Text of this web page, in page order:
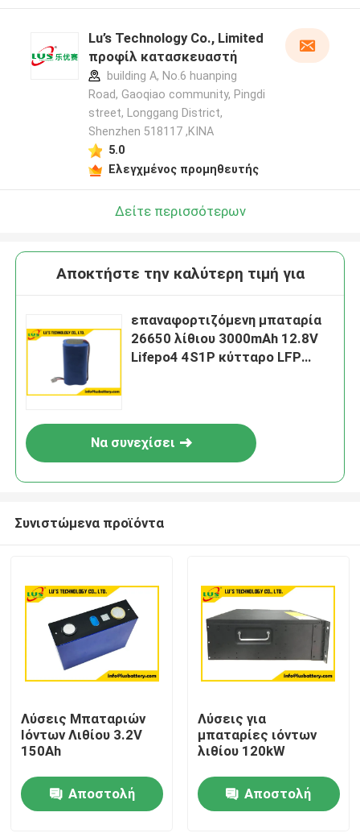
Σπίτι
Προϊόντα
Lu’s Technology Co., Limited
προφίλ κατασκευαστή
building A, No.6 huanping
Road, Gaoqiao community, Pingdi
street, Longgang District,
Shenzhen 518117 ,ΚΙΝΑ
5.0
Ελεγχμένος προμηθευτής
Δείτε περισσότερων
Αποκτήστε την καλύτερη τιμή για
επαναφορτιζόμενη μπαταρία
26650 λίθιου 3000mAh 12.8V
Lifepo4 4S1P κύτταρο LFP
Να συνεχίσει
Συνιστώμενα προϊόντα
Λύσεις Μπαταριών
Ιόντων Λιθίου 3.2V
150Ah
Αποστολή
Λύσεις για
μπαταρίες ιόντων
λιθίου 120kW
Αποστολή